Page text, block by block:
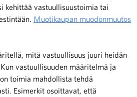
kehittää vastuullisuustoimia tai
Muotikaupan muodonmuutos
mitä vastuullisuus juuri heidän
vastuullisuuden määritelmä ja
toimia mahdollista tehdä
Esimerkit osoittavat, että